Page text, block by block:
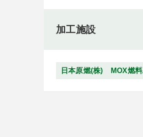
加工施設
日本原燃(株) MOX燃料